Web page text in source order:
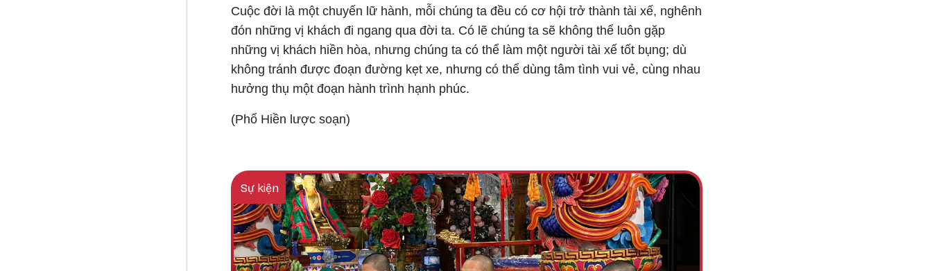
Cuộc đời là một chuyến lữ hành, mỗi chúng ta đều có cơ hội trở thành tài xế, nghênh
đón những vị khách đi ngang qua đời ta. Có lẽ chúng ta sẽ không thể luôn gặp
những vị khách hiền hòa, nhưng chúng ta có thể làm một người tài xế tốt bụng; dù
không tránh được đoạn đường kẹt xe, nhưng có thể dùng tâm tình vui vẻ, cùng nhau
hưởng thụ một đoạn hành trình hạnh phúc.
(Phổ Hiền lược soạn)
Sự kiện